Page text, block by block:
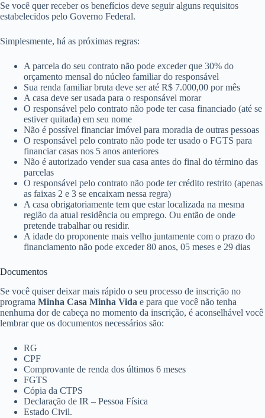
Se você quer receber os benefícios deve seguir alguns requisitos
estabelecidos pelo Governo Federal.
Simplesmente, há as próximas regras:
A parcela do seu contrato não pode exceder que 30% do
orçamento mensal do núcleo familiar do responsável
Sua renda familiar bruta deve ser até R$ 7.000,00 por mês
A casa deve ser usada para o responsável morar
O responsável pelo contrato não pode ter casa financiado (até se
estiver quitada) em seu nome
Não é possível financiar imóvel para moradia de outras pessoas
O responsável pelo contrato não pode ter usado o FGTS para
financiar casas nos 5 anos anteriores
Não é autorizado vender sua casa antes do final do término das
parcelas
O responsável pelo contrato não pode ter crédito restrito (apenas
as faixas 2 e 3 se encaixam nessa regra)
A casa obrigatoriamente tem que estar localizada na mesma
região da atual residência ou emprego. Ou então de onde
pretende trabalhar ou residir.
A idade do proponente mais velho juntamente com o prazo do
financiamento não pode exceder 80 anos, 05 meses e 29 dias
Documentos
Se você quiser deixar mais rápido o seu processo de inscrição no
programa Minha Casa Minha Vida e para que você não tenha
nenhuma dor de cabeça no momento da inscrição, é aconselhável você
lembrar que os documentos necessários são:
RG
CPF
Comprovante de renda dos últimos 6 meses
FGTS
Cópia da CTPS
Declaração de IR – Pessoa Física
Estado Civil.